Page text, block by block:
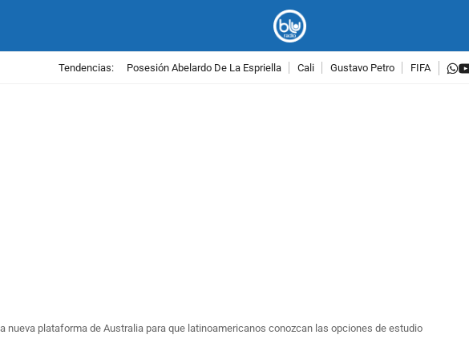
Tendencias: Posesión Abelardo De La Espriella Cali Gustavo Petro FIFA
nueva plataforma de Australia para que latinoamericanos conozcan las opciones de estudio